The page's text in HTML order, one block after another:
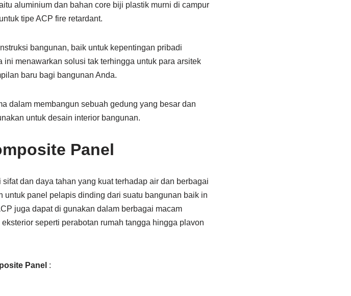
aluminium dan bahan core biji plastik murni di campur
tipe ACP fire retardant.
bangunan, baik untuk kepentingan pribadi
menawarkan solusi tak terhingga untuk para arsitek
baru bagi bangunan Anda.
dalam membangun sebuah gedung yang besar dan
untuk desain interior bangunan.
Panel
sifat dan daya tahan yang kuat terhadap air dan berbagai
panel pelapis dinding dari suatu bangunan baik in
juga dapat di gunakan dalam berbagai macam
seperti perabotan rumah tangga hingga plavon
Panel :